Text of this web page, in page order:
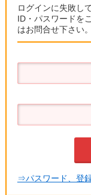
ログインに失敗し
ID・パスワードを
はお問合せ下さい。
⇒パスワード、登